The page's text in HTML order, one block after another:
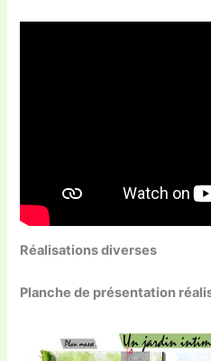
Réalisations diverses
Planche de présentation